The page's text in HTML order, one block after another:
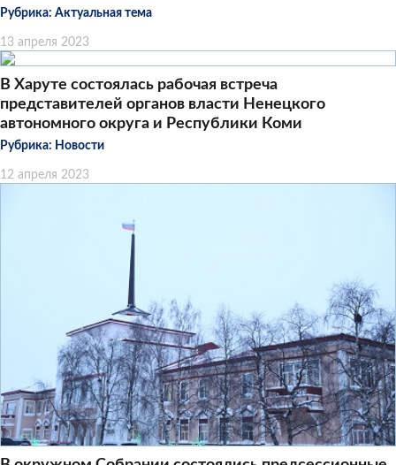
Рубрика: Актуальная тема
13 апреля 2023
В Харуте состоялась рабочая встреча
представителей органов власти Ненецкого
автономного округа и Республики Коми
Рубрика: Новости
12 апреля 2023